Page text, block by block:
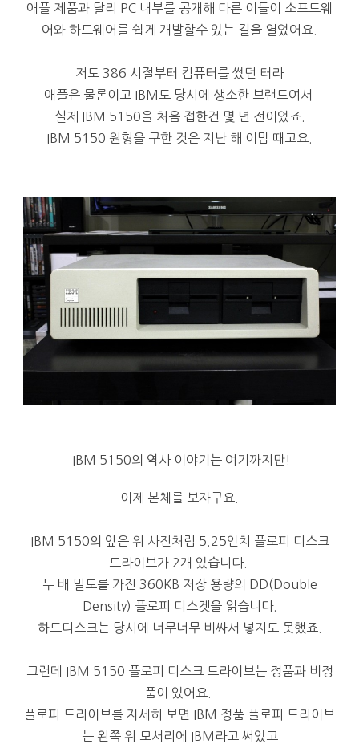
애플 제품과 달리 PC 내부를 공개해 다른 이들이 소프트웨
어와 하드웨어를 쉽게 개발할수 있는 길을 열었어요.
저도 386 시절부터 컴퓨터를 썼던 터라
애플은 물론이고 IBM도 당시에 생소한 브랜드여서
실제 IBM 5150을 처음 접한건 몇 년 전이었죠.
IBM 5150 원형을 구한 것은 지난 해 이맘 때고요.
IBM 5150의 역사 이야기는 여기까지만!
이제 본체를 보자구요.
IBM 5150의 앞은 위 사진처럼 5.25인치 플로피 디스크
드라이브가 2개 있습니다.
두 배 밀도를 가진 360KB 저장 용량의 DD(Double
Density) 플로피 디스켓을 읽습니다.
하드디스크는 당시에 너무너무 비싸서 넣지도 못했죠.
그런데 IBM 5150 플로피 디스크 드라이브는 정품과 비정
품이 있어요.
플로피 드라이브를 자세히 보면 IBM 정품 플로피 드라이브
는 왼쪽 위 모서리에 IBM라고 써있고